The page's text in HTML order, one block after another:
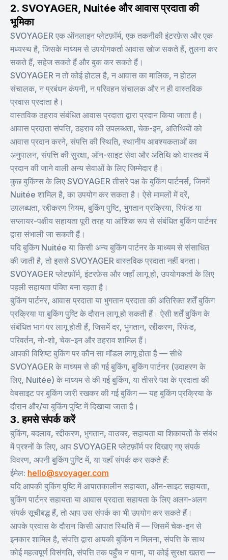
2. SVOYAGER, Nuitée और आवास प्रदाता की
भूमिका
SVOYAGER एक ऑनलाइन प्लेटफ़ॉर्म, एक तकनीकी इंटरफ़ेस और एक
मध्यस्थ है, जिसके माध्यम से उपयोगकर्ता आवास खोज सकते हैं, तुलना कर
सकते हैं, सहेज सकते हैं और बुक कर सकते हैं।
SVOYAGER न तो कोई होटल है, न आवास का मालिक, न होटल
संचालक, न प्रबंधन कंपनी, न परिवहन संचालक और न ही वास्तविक
प्रवास प्रदाता है।
वास्तविक ठहराव संबंधित आवास प्रदाता द्वारा प्रदान किया जाता है।
आवास प्रदाता संपत्ति, ठहराव की उपलब्धता, चेक-इन, अतिथियों को
आवास प्रदान करने, संपत्ति की स्थिति, स्थानीय आवश्यकताओं का
अनुपालन, संपत्ति की सुरक्षा, ऑन-साइट सेवा और अतिथि को वास्तव में
प्रदान की जाने वाली अन्य सेवाओं के लिए जिम्मेदार है।
कुछ बुकिंग्स के लिए SVOYAGER तीसरे पक्ष के बुकिंग पार्टनर्स, जिनमें
Nuitée शामिल है, का उपयोग कर सकता है। ऐसे मामलों में दरें,
उपलब्धता, रद्दीकरण नियम, बुकिंग पुष्टि, भुगतान प्रक्रिया, रिफंड या
सप्लायर-पक्षीय सहायता पूरी तरह या आंशिक रूप से संबंधित बुकिंग पार्टनर
द्वारा संभाली जा सकती हैं।
यदि बुकिंग Nuitée या किसी अन्य बुकिंग पार्टनर के माध्यम से संसाधित
की जाती है, तो इससे SVOYAGER वास्तविक प्रदाता नहीं बनता।
SVOYAGER प्लेटफ़ॉर्म, इंटरफ़ेस और जहाँ लागू हो, उपयोगकर्ता के लिए
पहली सहायता पंक्ति बना रहता है।
बुकिंग पार्टनर, आवास प्रदाता या भुगतान प्रदाता की अतिरिक्त शर्तें बुकिंग
प्रक्रिया या बुकिंग पुष्टि के दौरान लागू हो सकती हैं। ऐसी शर्तें बुकिंग के
संबंधित भाग पर लागू होती हैं, जिसमें दर, भुगतान, रद्दीकरण, रिफंड,
परिवर्तन, नो-शो, चेक-इन और ठहराव शामिल हैं।
आपकी विशिष्ट बुकिंग पर कौन सा मॉडल लागू होता है — सीधे
SVOYAGER के माध्यम से की गई बुकिंग, बुकिंग पार्टनर (उदाहरण के
लिए, Nuitée) के माध्यम से की गई बुकिंग, या तीसरे पक्ष के प्रदाता की
वेबसाइट पर बुकिंग जारी रखकर की गई बुकिंग — यह बुकिंग प्रक्रिया के
दौरान और/या बुकिंग पुष्टि में दिखाया जाता है।
3. हमसे संपर्क करें
बुकिंग, बदलाव, रद्दीकरण, भुगतान, वाउचर, सहायता या शिकायतों के संबंध
में प्रश्नों के लिए, आप SVOYAGER प्लेटफ़ॉर्म पर दिखाए गए संपर्क
विवरण, अपनी बुकिंग पुष्टि में, या यहाँ संपर्क कर सकते हैं:
ईमेल: hello@svoyager.com
यदि आपकी बुकिंग पुष्टि में आपातकालीन सहायता, ऑन-साइट सहायता,
बुकिंग पार्टनर सहायता या आवास प्रदाता सहायता के लिए अलग-अलग
संपर्क सूचीबद्ध हैं, तो आप उस संपर्क का भी उपयोग कर सकते हैं।
आपके प्रवास के दौरान किसी आपात स्थिति में — जिसमें चेक-इन से
इनकार शामिल है, संपत्ति द्वारा आपकी बुकिंग न मिलना, संपत्ति के साथ
कोई महत्वपूर्ण विसंगति, संपत्ति तक पहुँच न पाना, या कोई सुरक्षा खतरा —